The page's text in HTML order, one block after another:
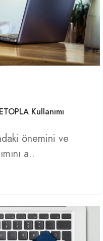
Kullanımı
önemini ve
a..